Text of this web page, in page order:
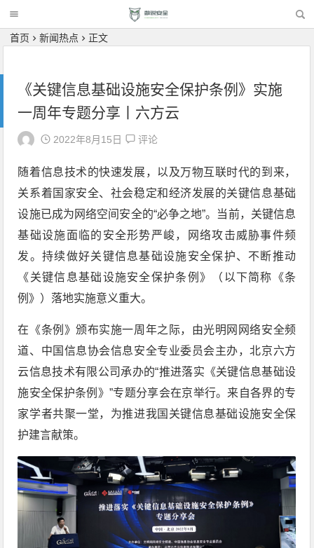
首页 新闻热点 正文
《关键信息基础设施安全保护条例》实施
一周年专题分享丨六方云
2022年8月15日 评论
随着信息技术的快速发展，以及万物互联时代的到来，
关系着国家安全、社会稳定和经济发展的关键信息基础
设施已成为网络空间安全的“必争之地”。当前，关键信息
基础设施面临的安全形势严峻，网络攻击威胁事件频
发。持续做好关键信息基础设施安全保护、不断推动
《关键信息基础设施安全保护条例》（以下简称《条
例》）落地实施意义重大。
在《条例》颁布实施一周年之际，由光明网网络安全频
道、中国信息协会信息安全专业委员会主办，北京六方
云信息技术有限公司承办的“推进落实《关键信息基础设
施安全保护条例》”专题分享会在京举行。来自各界的专
家学者共聚一堂，为推进我国关键信息基础设施安全保
护建言献策。